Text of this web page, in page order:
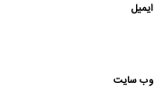
ایمیل
وب‌ سایت